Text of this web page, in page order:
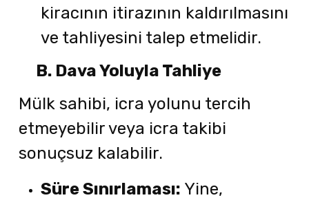
kiracının itirazının kaldırılmasını
ve tahliyesini talep etmelidir.
B. Dava Yoluyla Tahliye
Mülk sahibi, icra yolunu tercih
etmeyebilir veya icra takibi
sonuçsuz kalabilir.
Süre Sınırlaması: Yine,